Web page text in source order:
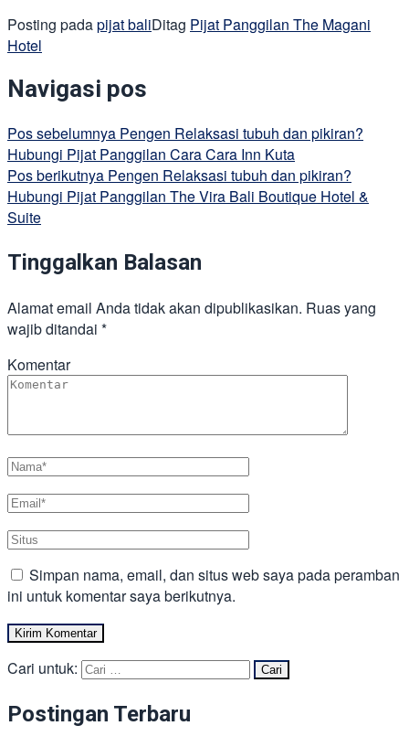
Posting padapijat baliDitag Pijat Panggilan The Magani
Hotel
Navigasi pos
Pos sebelumnya Pengen Relaksasi tubuh dan pikiran?
Hubungi Pijat Panggilan Cara Cara Inn Kuta
Pos berikutnya Pengen Relaksasi tubuh dan pikiran?
Hubungi Pijat Panggilan The Vira Bali Boutique Hotel &
Suite
Tinggalkan Balasan
Alamat email Anda tidak akan dipublikasikan. Ruas yang
wajib ditandai *
Komentar
Simpan nama, email, dan situs web saya pada peramban
ini untuk komentar saya berikutnya.
Cari untuk:
Postingan Terbaru